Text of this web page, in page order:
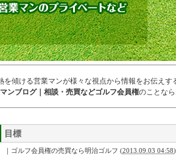
を傾ける営業マンが様々な視点から情報をお伝えす
ンブログ｜相談・売買などゴルフ会員権のことなら
目標
｜ゴルフ会員権の売買なら明治ゴルフ (2013.09.03 04:58)